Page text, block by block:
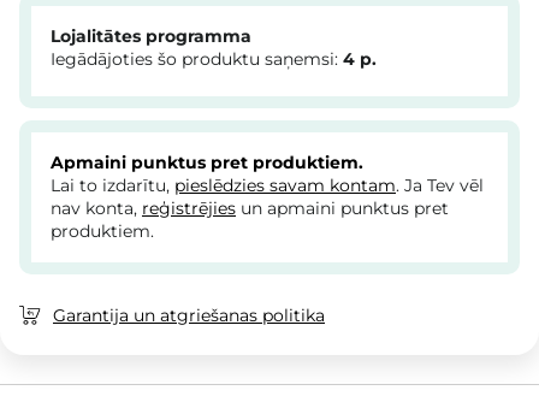
Lojalitātes programma
Iegādājoties šo produktu saņemsi: 4 p.
Apmaini punktus pret produktiem.
Lai to izdarītu, pieslēdzies savam kontam. Ja Tev vēl
nav konta, reģistrējies un apmaini punktus pret
produktiem.
Garantija un atgriešanas politika